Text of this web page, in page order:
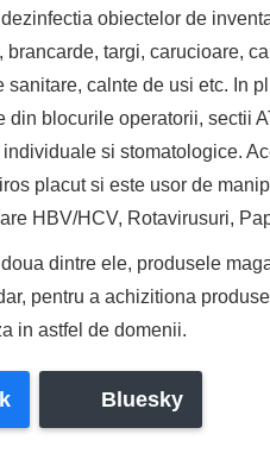
obiectelor de
brancarde, targi, carucioare,
sanitare, calnte de usi etc. In
din blocurile operatorii, sectii
si stomatologice.
placut si este usor de
HBV/HCV, Rotavirusuri,
dintre ele, produsele
pentru a achizitiona
in astfel de domenii.
Bluesky